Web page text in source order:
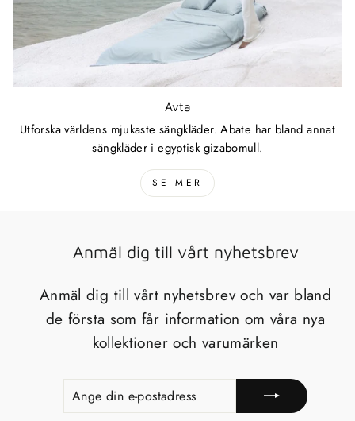
Avta
Utforska världens mjukaste sängkläder. Abate har bland annat
sängkläder i egyptisk gizabomull.
SE MER
Anmäl dig till vårt nyhetsbrev
Anmäl dig till vårt nyhetsbrev och var bland
de första som får information om våra nya
kollektioner och varumärken
DIN
E-